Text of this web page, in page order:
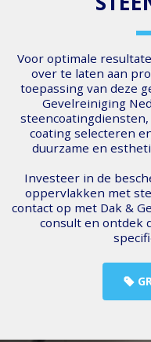
Voor optimale
over te laten aan
toepassing van deze
Gevelreiniging
coating selecteren
duurzame en
Investeer in de
oppervlakken met
contact op met Dak &
consult en ontdek